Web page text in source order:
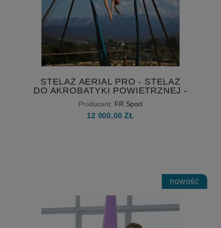
STELAŻ AERIAL PRO - STELAŻ
DO AKROBATYKI POWIETRZNEJ -
AERIAL RIG - KONSTRUKCJA DO
SZARFY I KOŁA
Producent: FR Sport
12 000,00 ZŁ
nowość